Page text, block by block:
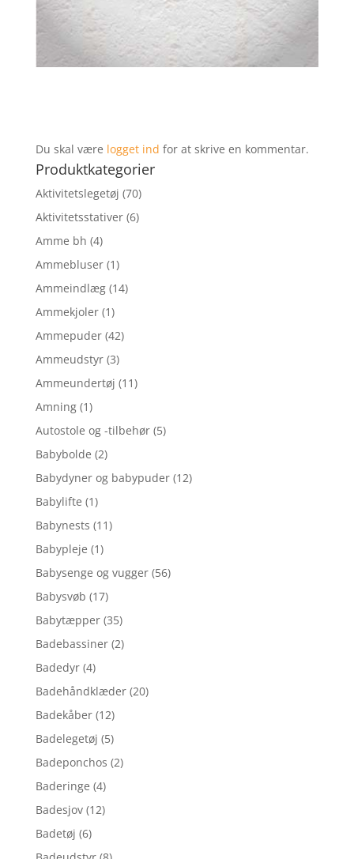
Du skal være logget ind for at skrive en kommentar.
Produktkategorier
Aktivitetslegetøj (70)
Aktivitetsstativer (6)
Amme bh (4)
Ammebluser (1)
Ammeindlæg (14)
Ammekjoler (1)
Ammepuder (42)
Ammeudstyr (3)
Ammeundertøj (11)
Amning (1)
Autostole og -tilbehør (5)
Babybolde (2)
Babydyner og babypuder (12)
Babylifte (1)
Babynests (11)
Babypleje (1)
Babysenge og vugger (56)
Babysvøb (17)
Babytæpper (35)
Badebassiner (2)
Badedyr (4)
Badehåndklæder (20)
Badekåber (12)
Badelegetøj (5)
Badeponchos (2)
Baderinge (4)
Badesjov (12)
Badetøj (6)